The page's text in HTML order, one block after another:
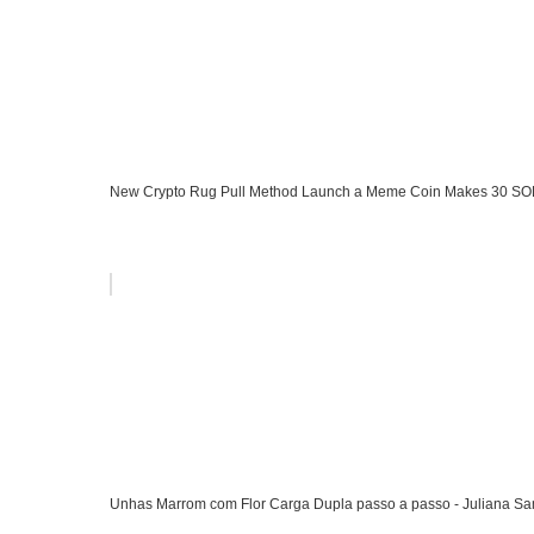
New Crypto Rug Pull Method Launch a Meme Coin Makes 30
Unhas Marrom com Flor Carga Dupla passo a passo - Juliana